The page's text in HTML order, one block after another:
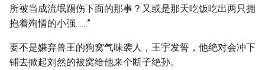
所被当成流氓踢伤下面的那事？又或是那天吃饭吃出两只拥
抱着殉情的小强……”
要不是嫌弃兽王的狗窝气味袭人，王宇发誓，他绝对会冲下
铺去掀起刘然的被窝给他来个断子绝孙。